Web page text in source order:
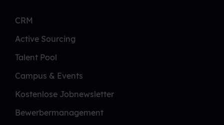
CRM
Active Sourcing
Talent Pool
Campus & Events
Kostenlose Jobnewsletter
Bewerbermanagement